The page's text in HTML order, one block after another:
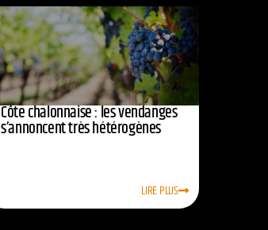
Côte chalonnaise : les vendanges
s’annoncent très hétérogènes
LIRE PLUS